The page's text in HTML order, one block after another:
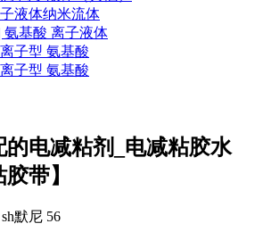
液体纳米流体
氨基酸 离子液体
子型 氨基酸
子型 氨基酸
电减粘剂_电减粘胶水
带】
sh默尼 56